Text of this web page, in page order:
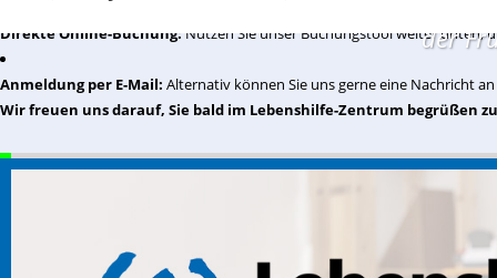
der
Direkte Online-Buchung: Nutzen Sie unser Buchungstool weiter unten,
Anmeldung per E-Mail: Alternativ können Sie uns gerne eine Nachricht an
Wir freuen uns darauf, Sie bald im Lebenshilfe-Zentrum begrüßen